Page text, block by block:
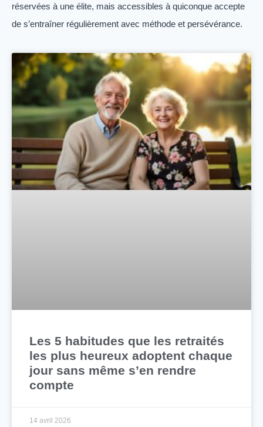
Les 5 habitudes que les retraités
les plus heureux adoptent chaque
jour sans même s’en rendre
compte
14 avril 2026
réservées à une élite, mais accessibles à quiconque accepte
de s’entraîner régulièrement avec méthode et persévérance.